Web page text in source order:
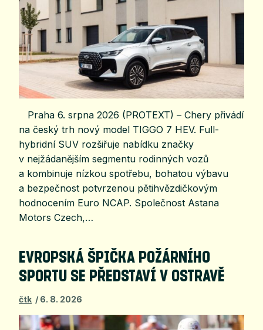
Praha 6. srpna 2026 (PROTEXT) – Chery přivádí
na český trh nový model TIGGO 7 HEV. Full-
hybridní SUV rozšiřuje nabídku značky
v nejžádanějším segmentu rodinných vozů
a kombinuje nízkou spotřebu, bohatou výbavu
a bezpečnost potvrzenou pětihvězdičkovým
hodnocením Euro NCAP. Společnost Astana
Motors Czech,…
EVROPSKÁ ŠPIČKA POŽÁRNÍHO
SPORTU SE PŘEDSTAVÍ V OSTRAVĚ
čtk 6. 8. 2026